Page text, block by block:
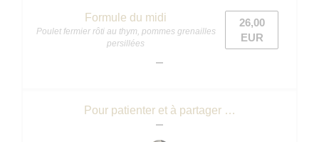
Formule du midi
Poulet fermier rôti au thym, pommes grenailles
persillées
26,00
EUR
Pour patienter et à partager …